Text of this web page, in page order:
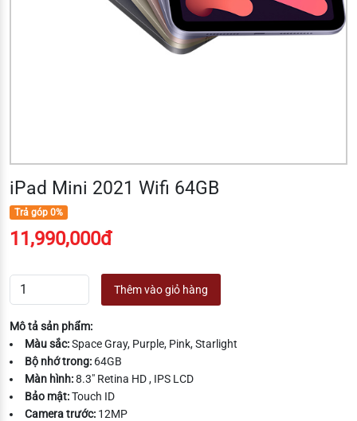
iPad Mini 2021 Wifi 64GB
Trả góp 0%
11,990,000đ
Thêm vào giỏ hàng
Mô tả sản phẩm:
Màu sắc:Space Gray, Purple, Pink, Starlight
Bộ nhớ trong: 64GB
Màn hình:8.3″ Retina HD , IPS LCD
Bảo mật:Touch ID
Camera trước: 12MP